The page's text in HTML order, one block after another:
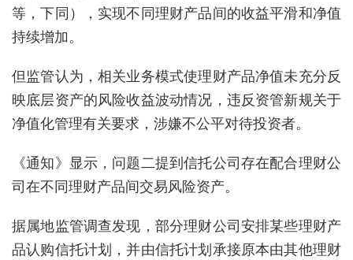
等，下同），实现不同理财产品间的收益平滑和净值
持续增加。
但监管认为，相关业务模式使理财产品净值未充分反
映底层资产的风险收益波动情况，违反资管新规关于
净值化管理有关要求，涉嫌不公平对待投资者。
《通知》显示，问题二提到信托公司存在配合理财公
司在不同理财产品间交易风险资产。
据属地监管调查发现，部分理财公司安排某些理财产
品认购信托计划，并由信托计划承接原本由其他理财